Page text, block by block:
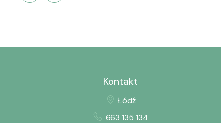
Kontakt
Łódź
663 135 134